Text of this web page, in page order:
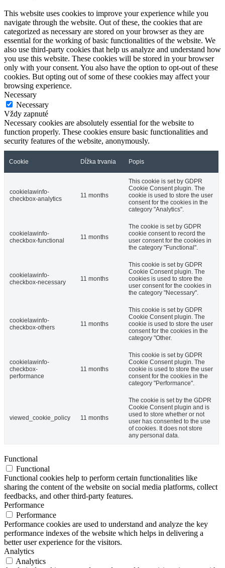
This website uses cookies to improve your experience while you
navigate through the website. Out of these, the cookies that are
categorized as necessary are stored on your browser as they are
essential for the working of basic functionalities of the website. We
also use third-party cookies that help us analyze and understand how
you use this website. These cookies will be stored in your browser
only with your consent. You also have the option to opt-out of these
cookies. But opting out of some of these cookies may affect your
browsing experience.
Necessary
Necessary
Vždy zapnuté
Necessary cookies are absolutely essential for the website to
function properly. These cookies ensure basic functionalities and
security features of the website, anonymously.
Cookie Dĺžka trvania Popis
cookielawinfo-
checkbox-analytics
11 months
This cookie is set by GDPR
Cookie Consent plugin. The
cookie is used to store the user
consent for the cookies in the
category "Analytics".
cookielawinfo-
checkbox-functional
11 months
The cookie is set by GDPR
cookie consent to record the
user consent for the cookies in
the category "Functional".
cookielawinfo-
checkbox-necessary
11 months
This cookie is set by GDPR
Cookie Consent plugin. The
cookies is used to store the
user consent for the cookies in
the category "Necessary".
cookielawinfo-
checkbox-others
11 months
This cookie is set by GDPR
Cookie Consent plugin. The
cookie is used to store the user
consent for the cookies in the
category "Other.
cookielawinfo-
checkbox-
performance
11 months
This cookie is set by GDPR
Cookie Consent plugin. The
cookie is used to store the user
consent for the cookies in the
category "Performance".
viewed_cookie_policy 11 months
The cookie is set by the GDPR
Cookie Consent plugin and is
used to store whether or not
user has consented to the use
of cookies. It does not store
any personal data.
Functional
Functional
Functional cookies help to perform certain functionalities like
sharing the content of the website on social media platforms, collect
feedbacks, and other third-party features.
Performance
Performance
Performance cookies are used to understand and analyze the key
performance indexes of the website which helps in delivering a
better user experience for the visitors.
Analytics
Analytics